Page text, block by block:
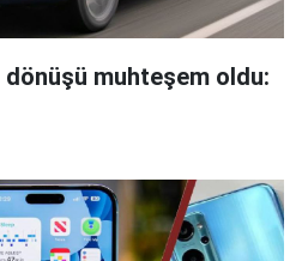
muhteşem oldu: